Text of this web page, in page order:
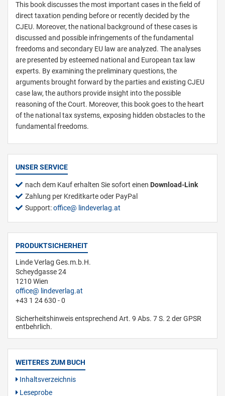
This book discusses the most important cases in the field of
direct taxation pending before or recently decided by the
CJEU. Moreover, the national background of these cases is
discussed and possible infringements of the fundamental
freedoms and secondary EU law are analyzed. The analyses
are presented by esteemed national and European tax law
experts. By examining the preliminary questions, the
arguments brought forward by the parties and existing CJEU
case law, the authors provide insight into the possible
reasoning of the Court. Moreover, this book goes to the heart
of the national tax systems, exposing hidden obstacles to the
fundamental freedoms.
UNSER SERVICE
nach dem Kauf erhalten Sie sofort einen Download-Link
Zahlung per Kreditkarte oder PayPal
Support:office lindeverlag.at
PRODUKTSICHERHEIT
Linde Verlag Ges.m.b.H.
Scheydgasse 24
1210 Wien
office
lindeverlag.at
+43 1 24 630 - 0
Sicherheitshinweis entsprechend Art. 9 Abs. 7 S. 2 der GPSR
entbehrlich.
WEITERES ZUM BUCH
Inhaltsverzeichnis
Leseprobe